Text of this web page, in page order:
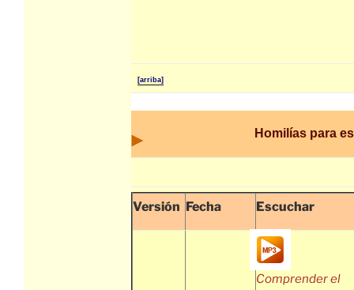
[arriba]
Homilías para
Versión Fecha Escuchar
Comprender el